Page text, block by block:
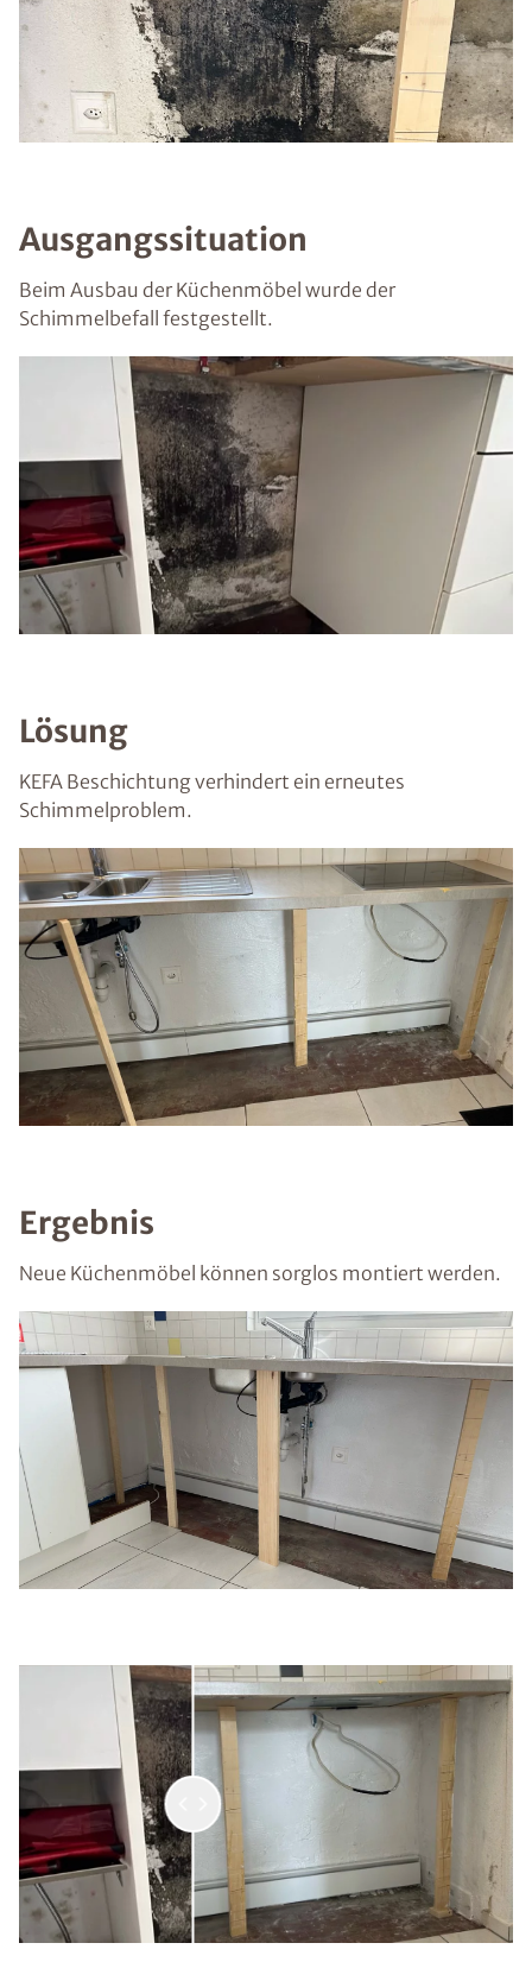
Ausgangssituation
Beim Ausbau der Küchenmöbel wurde der
Schimmelbefall festgestellt.
Lösung
KEFA Beschichtung verhindert ein erneutes
Schimmelproblem.
Ergebnis
Neue Küchenmöbel können sorglos montiert werden.